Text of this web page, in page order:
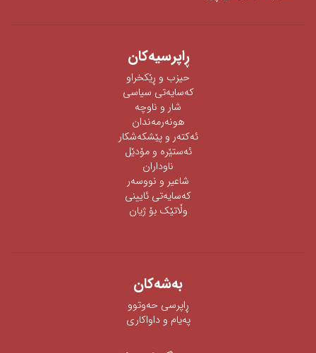
ڕاپرسیه‌كان
حیزب و ڕێکخراو
كەسایەتی سیاسی
شار و ناوچە
هونەرمەندان
ئه‌كته‌ر‌ و پێشكه‌شكار
ئه‌ستێره‌ و مۆدێل
ناوداران
شاعیر و نووسەر
كەسایەتی ئایینی
وڵاتێک بۆ ژیان
به‌شه‌كان
ڕاپرسی‌ حه‌وتوو
په‌یام و داواكاری‌